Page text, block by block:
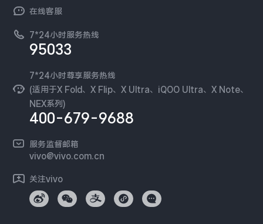
NEX系列
环保回收
安全公告
服务隐私政策
Log还原LUTs下载
vivo 办公套件
vivo 企业业务
廉正合规
国补营业执照
无线电发射设备销售备案
工作机会
新闻资讯
可持续发展
vivo 蔡司影像
开发者社区
在线客服
7*24小时服务热线
95033
7*24小时尊享服务热线
(适用于X Fold、X Flip、X Ultra、iQOO Ultra、X Note、
NEX系列)
400-679-9688
服务监督邮箱
vivo@vivo.com.cn
关注vivo